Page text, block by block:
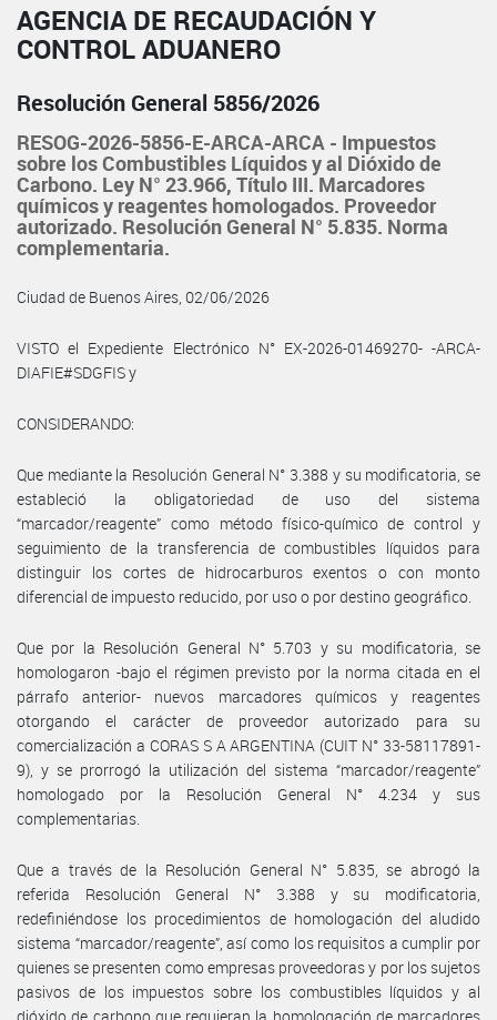
AGENCIA DE RECAUDACIÓN Y
CONTROL ADUANERO
Resolución General 5856/2026
RESOG-2026-5856-E-ARCA-ARCA - Impuestos
sobre los Combustibles Líquidos y al Dióxido de
Carbono. Ley N° 23.966, Título III. Marcadores
químicos y reagentes homologados. Proveedor
autorizado. Resolución General N° 5.835. Norma
complementaria.
Ciudad de Buenos Aires, 02/06/2026
VISTO el Expediente Electrónico N° EX-2026-01469270- -ARCA-
DIAFIE#SDGFIS y
CONSIDERANDO:
Que mediante la Resolución General N° 3.388 y su modificatoria, se
estableció la obligatoriedad de uso del sistema
“marcador/reagente” como método físico-químico de control y
seguimiento de la transferencia de combustibles líquidos para
distinguir los cortes de hidrocarburos exentos o con monto
diferencial de impuesto reducido, por uso o por destino geográfico.
Que por la Resolución General N° 5.703 y su modificatoria, se
homologaron -bajo el régimen previsto por la norma citada en el
párrafo anterior- nuevos marcadores químicos y reagentes
otorgando el carácter de proveedor autorizado para su
comercialización a CORAS S A ARGENTINA (CUIT N° 33-58117891-
9), y se prorrogó la utilización del sistema “marcador/reagente”
homologado por la Resolución General N° 4.234 y sus
complementarias.
Que a través de la Resolución General N° 5.835, se abrogó la
referida Resolución General N° 3.388 y su modificatoria,
redefiniéndose los procedimientos de homologación del aludido
sistema “marcador/reagente”, así como los requisitos a cumplir por
quienes se presenten como empresas proveedoras y por los sujetos
pasivos de los impuestos sobre los combustibles líquidos y al
dióxido de carbono que requieran la homologación de marcadores